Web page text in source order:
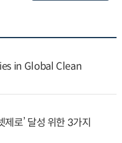
in Global Clean
로’ 달성 위한 3가지